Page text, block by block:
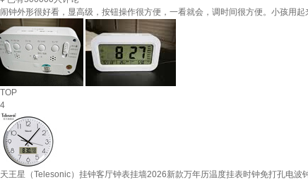
闹钟外形很好看，显高级，按钮操作很方便，一看就会，调时间很方便。小孩用
TOP
4
天王星（Telesonic）挂钟客厅钟表挂墙2026新款万年历温度挂表时钟免打孔电波